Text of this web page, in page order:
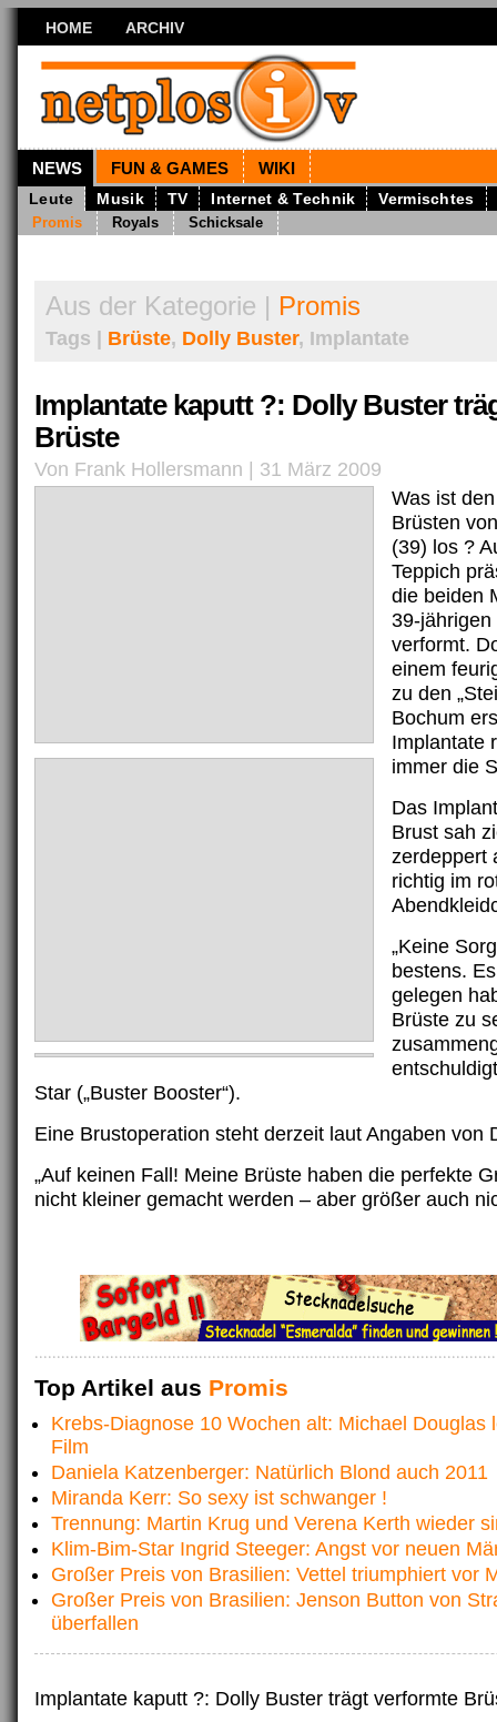
HOME ARCHIV
NEWS FUN & GAMES WIKI
Leute Musik TV Internet & Technik Vermischtes
Promis Royals Schicksale
Aus der Kategorie | Promis
Tags | Brüste, Dolly Buster, Implantate
Implantate kaputt ?: Dolly Buster
Brüste
Von Frank Hollersmann | 31 März 2009
Was ist
Brüsten
(39) los ?
Teppich
die beiden
39-jährigen
verformt.
einem
zu den
Bochum
Implantate
immer die
Das
Brust sah
zerdeppert
richtig im
„Keine
bestens.
gelegen
Brüste zu
Star („Buster Booster“).
Eine Brustoperation steht derzeit laut Angaben von
„Auf keinen Fall! Meine Brüste haben die perfekte
nicht kleiner gemacht werden – aber größer auch
Top Artikel aus Promis
Krebs-Diagnose 10 Wochen alt: Michael Douglas
Film
Daniela Katzenberger: Natürlich Blond auch 2011
Miranda Kerr: So sexy ist schwanger !
Trennung: Martin Krug und Verena Kerth wieder
Klim-Bim-Star Ingrid Steeger: Angst vor neuen
Großer Preis von Brasilien: Vettel triumphiert vor
Großer Preis von Brasilien: Jenson Button von
überfallen
Implantate kaputt ?: Dolly Buster trägt verformte